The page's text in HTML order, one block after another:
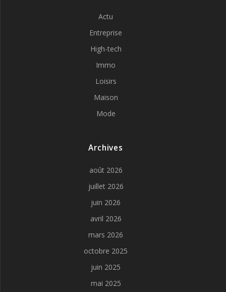
Actu
Entreprise
High-tech
Immo
Loisirs
Maison
Mode
Archives
août 2026
juillet 2026
juin 2026
avril 2026
mars 2026
octobre 2025
juin 2025
mai 2025